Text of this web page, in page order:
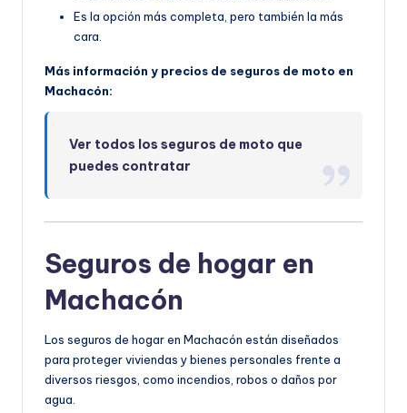
Es la opción más completa, pero también la más
cara.
Más información y precios de seguros de moto en
Machacón:
Ver todos los seguros de moto que
puedes contratar
Seguros de hogar en
Machacón
Los seguros de hogar en Machacón están diseñados
para proteger viviendas y bienes personales frente a
diversos riesgos, como incendios, robos o daños por
agua.